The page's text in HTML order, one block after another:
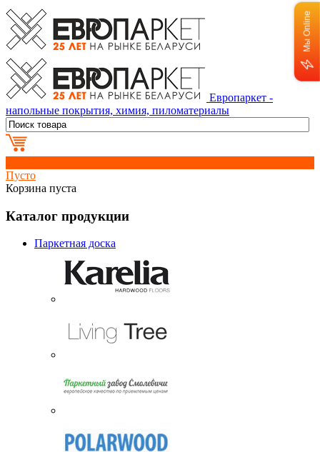
Европаркет -
напольные покрытия, химия, пиломатериалы
Пусто
Корзина пуста
Каталог продукции
Паркетная доска
Мы Online